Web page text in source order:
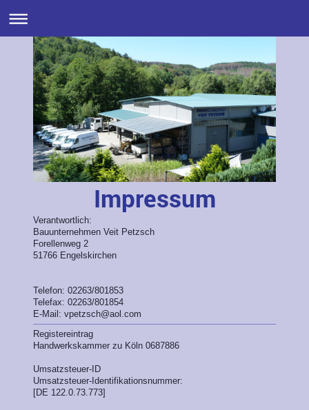
Impressum
Verantwortlich:
Bauunternehmen Veit Petzsch
Forellenweg 2
51766 Engelskirchen
Telefon: 02263/801853
Telefax: 02263/801854
E-Mail: vpetzsch@aol.com
Registereintrag
Handwerkskammer zu Köln 0687886
Umsatzsteuer-ID
Umsatzsteuer-Identifikationsnummer:
[DE 122.0.73.773]